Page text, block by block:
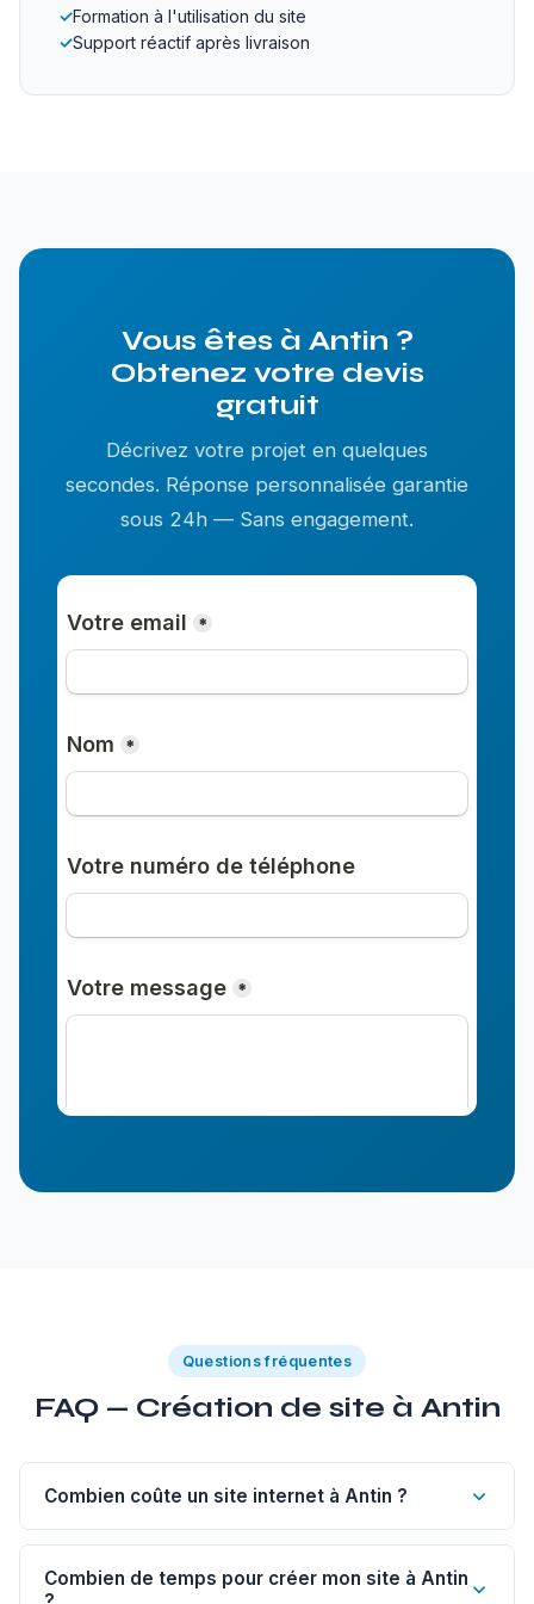
✓Formation à l'utilisation du site
✓Support réactif après livraison
Vous êtes à Antin ?
Obtenez votre devis
gratuit
Décrivez votre projet en quelques
secondes. Réponse personnalisée garantie
sous 24h — Sans engagement.
Questions fréquentes
FAQ — Création de site à Antin
Combien coûte un site internet à Antin ?
Un site vitrine de 1 à 5 pages à Antin commence à 1
200€. Un site sur-mesure est à partir de 1 800€, un e-
Combien de temps pour créer mon site à Antin